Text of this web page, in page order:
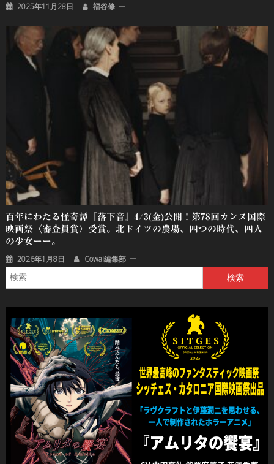
2025年11月28日 福谷修
百年にわたる怪奇譚『落下⾳』4/3(金)公開！第78回カンヌ国際
映画祭〈審査員賞〉受賞。北ドイツの農場、四つの時代、四人
の少女ーー。
2026年1月8日 Cowai編集部
索: